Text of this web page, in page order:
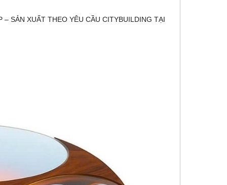
SẢN XUẤT THEO YÊU CẦU CITYBUILDING TẠI